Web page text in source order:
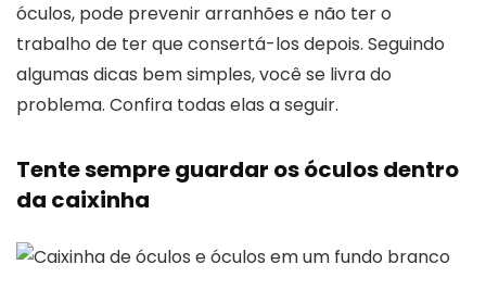
óculos, pode prevenir arranhões e não ter o
trabalho de ter que consertá-los depois. Seguindo
algumas dicas bem simples, você se livra do
problema. Confira todas elas a seguir.
Tente sempre guardar os óculos dentro
da caixinha